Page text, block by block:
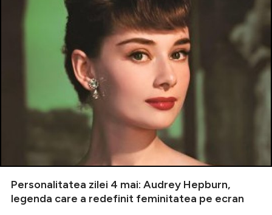
Personalitatea zilei 4 mai: Audrey Hepburn,
legenda care a redefinit feminitatea pe ecran